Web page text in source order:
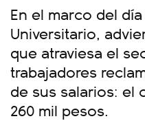
En el marco del
Universitario,
que atraviesa el
trabajadores
de sus salarios: el
260 mil pesos.